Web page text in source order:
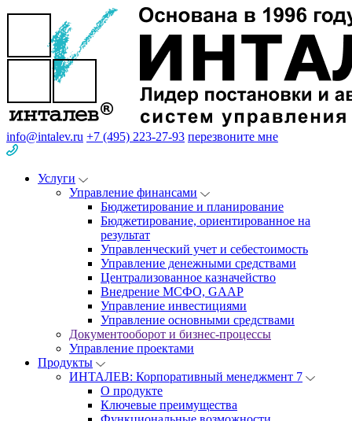
info@intalev.ru +7 (495) 223-27-93 перезвоните мне
Услуги
Управление финансами
Бюджетирование и планирование
Бюджетирование, ориентированное на
результат
Управленческий учет и себестоимость
Управление денежными средствами
Централизованное казначейство
Внедрение МСФО, GAAP
Управление инвестициями
Управление основными средствами
Документооборот и бизнес-процессы
Управление проектами
Продукты
ИНТАЛЕВ: Корпоративный менеджмент 7
О продукте
Ключевые преимущества